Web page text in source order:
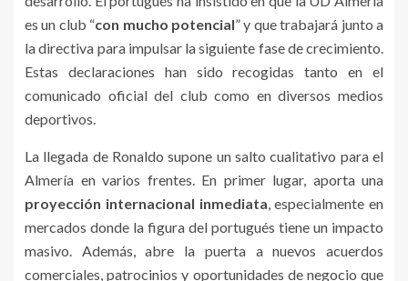
es un club “con mucho potencial” y que trabajará junto a
la directiva para impulsar la siguiente fase de crecimiento.
Estas declaraciones han sido recogidas tanto en el
comunicado oficial del club como en diversos medios
deportivos.
La llegada de Ronaldo supone un salto cualitativo para el
Almería en varios frentes. En primer lugar, aporta una
proyección internacional inmediata, especialmente en
mercados donde la figura del portugués tiene un impacto
masivo. Además, abre la puerta a nuevos acuerdos
comerciales, patrocinios y oportunidades de negocio que